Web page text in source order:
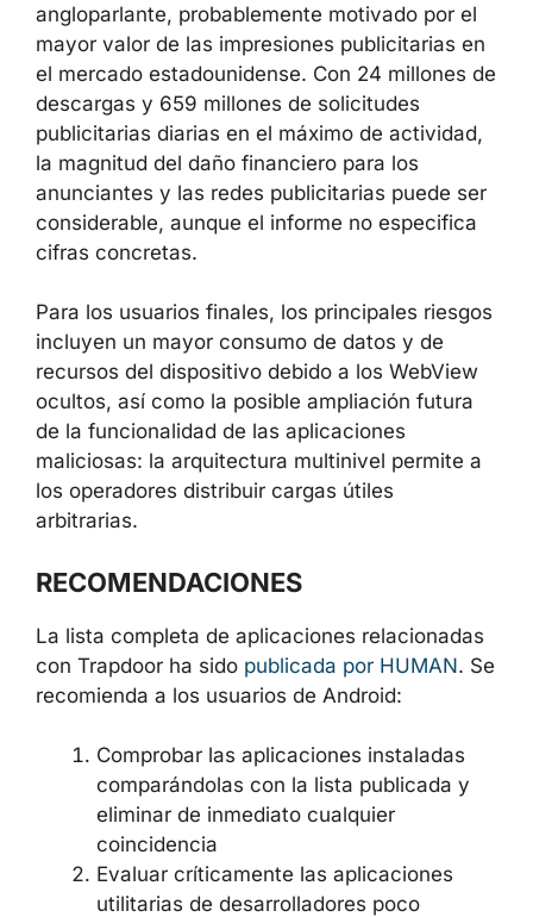
angloparlante, probablemente motivado por el
mayor valor de las impresiones publicitarias en
el mercado estadounidense. Con 24 millones de
descargas y 659 millones de solicitudes
publicitarias diarias en el máximo de actividad,
la magnitud del daño financiero para los
anunciantes y las redes publicitarias puede ser
considerable, aunque el informe no especifica
cifras concretas.
Para los usuarios finales, los principales riesgos
incluyen un mayor consumo de datos y de
recursos del dispositivo debido a los WebView
ocultos, así como la posible ampliación futura
de la funcionalidad de las aplicaciones
maliciosas: la arquitectura multinivel permite a
los operadores distribuir cargas útiles
arbitrarias.
RECOMENDACIONES
La lista completa de aplicaciones relacionadas
con Trapdoor ha sido publicada por HUMAN. Se
recomienda a los usuarios de Android:
Comprobar las aplicaciones instaladas
comparándolas con la lista publicada y
eliminar de inmediato cualquier
coincidencia
Evaluar críticamente las aplicaciones
utilitarias de desarrolladores poco